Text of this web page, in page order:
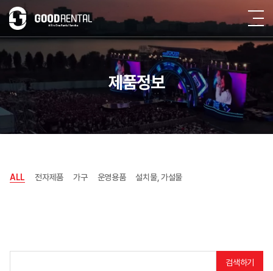
제품정보
ALL 전자제품 가구 운영용품 설치물, 가설물
검색하기